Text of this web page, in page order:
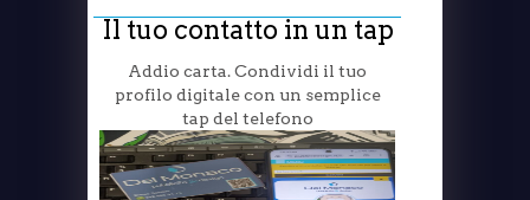
Il tuo contatto in un tap
Addio carta. Condividi il tuo
profilo digitale con un semplice
tap del telefono